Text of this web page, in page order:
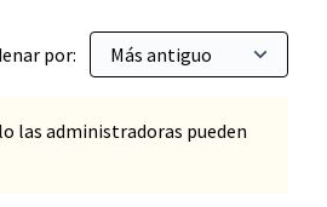
por:
las administradoras pueden